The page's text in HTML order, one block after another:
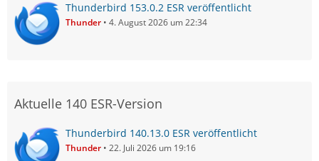
Thunderbird 153.0.2 ESR veröffentlicht
Thunder 4. August 2026 um 22:34
Aktuelle 140 ESR-Version
Thunderbird 140.13.0 ESR veröffentlicht
Thunder 22. Juli 2026 um 19:16